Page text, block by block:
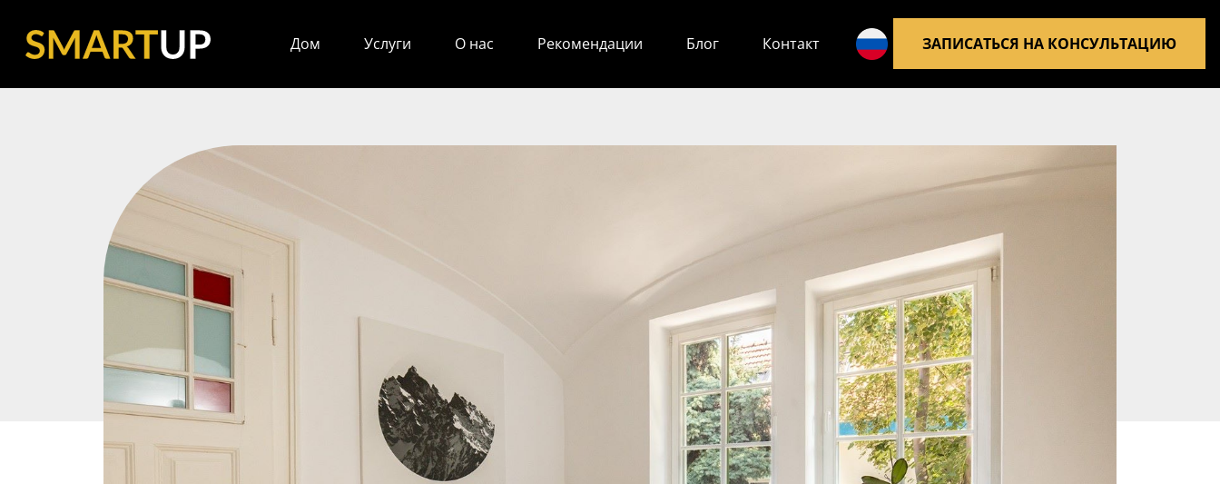
Дом Услуги О нас Рекомендации Блог Контакт ЗАПИСАТЬСЯ НА КОНСУЛЬТАЦИЮ